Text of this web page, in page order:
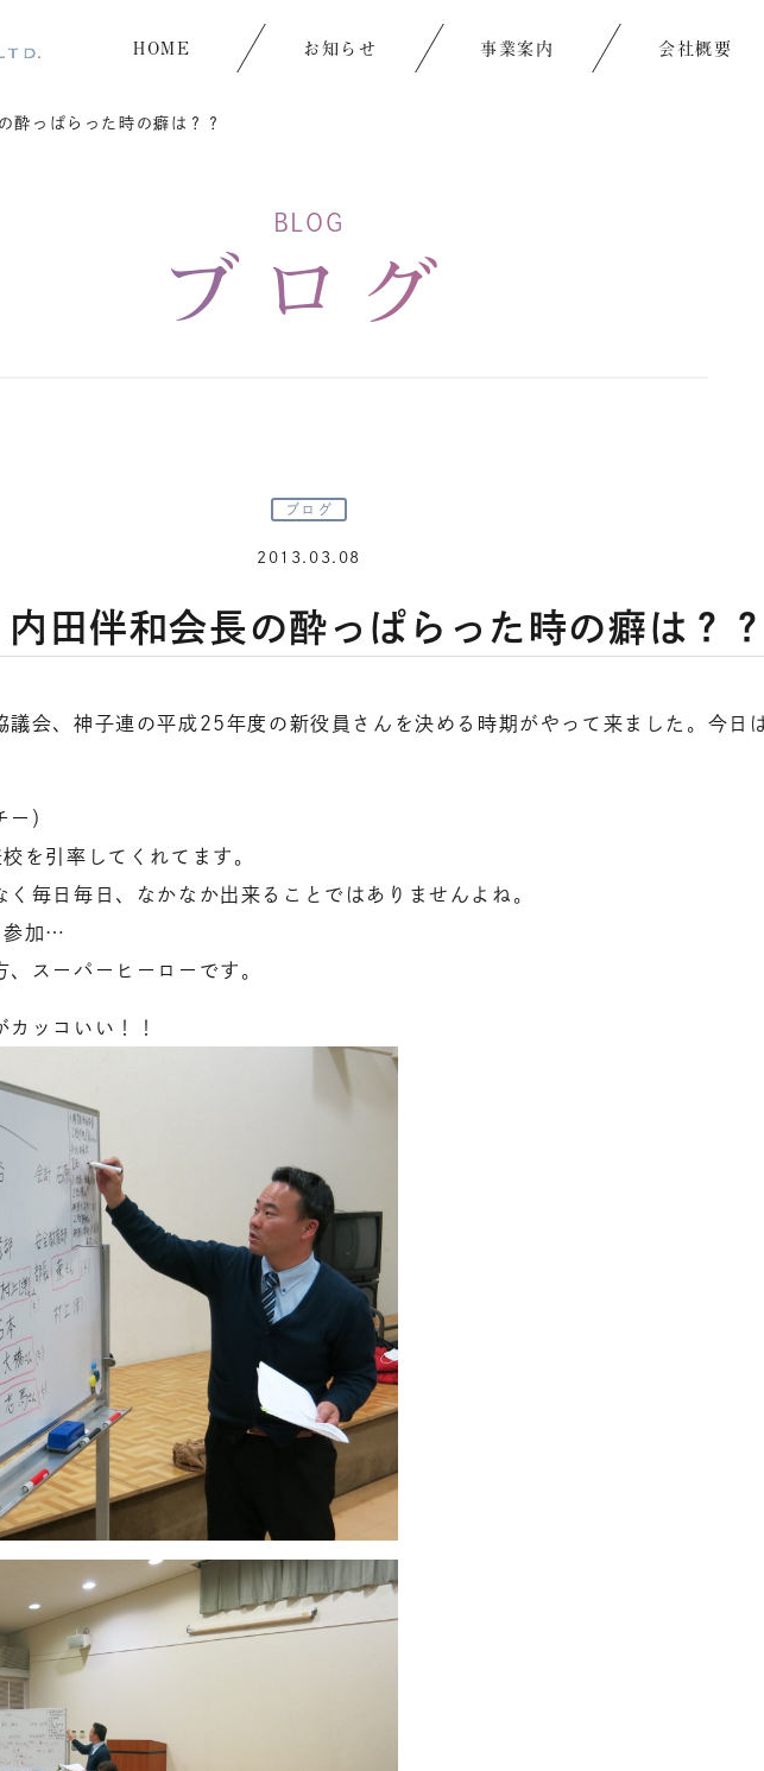
HOME お知らせ 事業案内 会社概要
っぱらった時の癖は？？
BLOG
ブログ
ブログ
2013.03.08
田伴和会長の酔っぱらった時の癖は？？
会、神子連の平成25年度の新役員さんを決める時期がやって来ました。今日
）
を引率してくれてます。
毎日毎日、なかなか出来ることではありませんよね。
参加…
スーパーヒーローです。
ッコいい！！